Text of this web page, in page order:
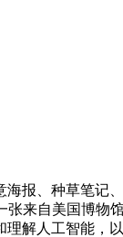
、种草笔记、
来自美国博物
解人工智能，